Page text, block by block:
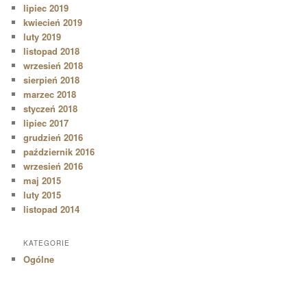
lipiec 2019
kwiecień 2019
luty 2019
listopad 2018
wrzesień 2018
sierpień 2018
marzec 2018
styczeń 2018
lipiec 2017
grudzień 2016
październik 2016
wrzesień 2016
maj 2015
luty 2015
listopad 2014
KATEGORIE
Ogólne